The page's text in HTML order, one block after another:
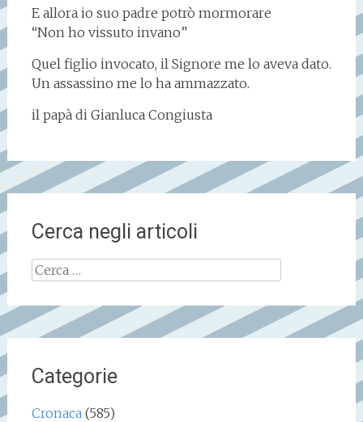
E allora io suo padre potrò mormorare
“Non ho vissuto invano”
Quel figlio invocato, il Signore me lo aveva dato.
Un assassino me lo ha ammazzato.
il papà di Gianluca Congiusta
Cerca negli articoli
Ricerca
per:
Categorie
Cronaca (585)